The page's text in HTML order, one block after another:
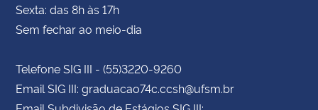
Sexta: das 8h às 17h
Sem fechar ao meio-dia
Telefone SIG III - (55)3220-9260
Email SIG III: graduacao74c.ccsh@ufsm.br